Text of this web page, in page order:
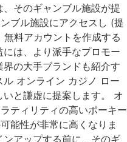
そのギャンブル施設が提
ブル施設にアクセスし (提
料アカウントを作成する
は、より派手なプロモー
の大手ブランドも紹介す
オンライン カジノ ロー
と謙虚に提案します。 オ
ティリティの高いポーキー
能性が非常に高くなりま
アップする前に、そのギ